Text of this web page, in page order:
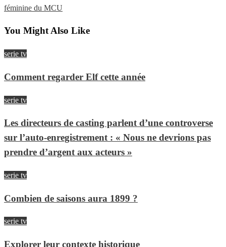
l’article
Post
féminine du MCU
You Might Also Like
serie tv
Comment regarder Elf cette année
serie tv
Les directeurs de casting parlent d’une controverse
sur l’auto-enregistrement : « Nous ne devrions pas
prendre d’argent aux acteurs »
serie tv
Combien de saisons aura 1899 ?
serie tv
Explorer leur contexte historique